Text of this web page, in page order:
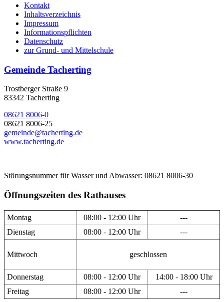
Kontakt
Inhaltsverzeichnis
Impressum
Informationspflichten
Datenschutz
zur Grund- und Mittelschule
Gemeinde Tacherting
Trostberger Straße 9
83342 Tacherting
08621 8006-0
08621 8006-25
gemeinde@tacherting.de
www.tacherting.de
Störungsnummer für Wasser und Abwasser: 08621 8006-30
Öffnungszeiten des Rathauses
Montag 08:00 - 12:00 Uhr
---
Dienstag
08:00 - 12:00 Uhr ---
Mittwoch geschlossen
Donnerstag 08:00 - 12:00 Uhr
14:00 - 18:00 Uhr
Freitag
08:00 - 12:00 Uhr ---